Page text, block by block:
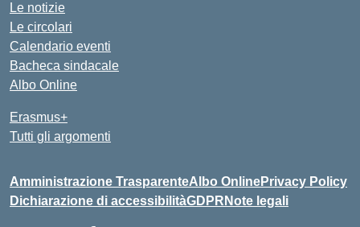
Le notizie
Le circolari
Calendario eventi
Bacheca sindacale
Albo Online
Erasmus+
Tutti gli argomenti
Amministrazione TrasparenteAlbo OnlinePrivacy Policy
Dichiarazione di accessibilitàGDPR Note legali